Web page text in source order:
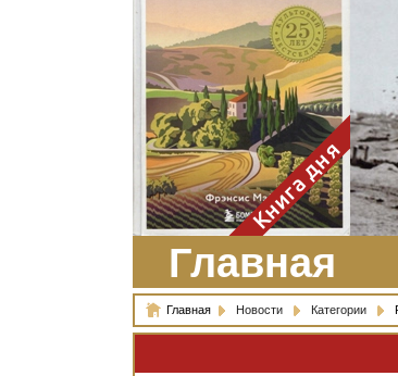
для бабочек, стрекоз, пчёл
или всех, кто пожелает
влететь в одно окно и
вылететь из другого. Едим
мы почти всегда во
дворе. Во мне настолько
возродился здравый
смысл моей матери -
умение наслаждаться
настоящим и не спешить, -
что даже нашлось время
отполировать до блеска
оконное стекло.
ЗаказатьКнига дня
Главная
Главная Новости Категории